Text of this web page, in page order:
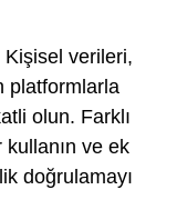
Kişisel verileri,
platformlarla
olun. Farklı
kullanın ve ek
doğrulamayı